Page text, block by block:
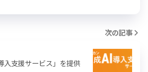
次の記事
入支援サービス」を提供